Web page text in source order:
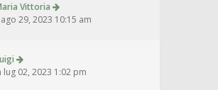
Vittoria
29, 2023 10:15 am
lug 02, 2023 1:02 pm